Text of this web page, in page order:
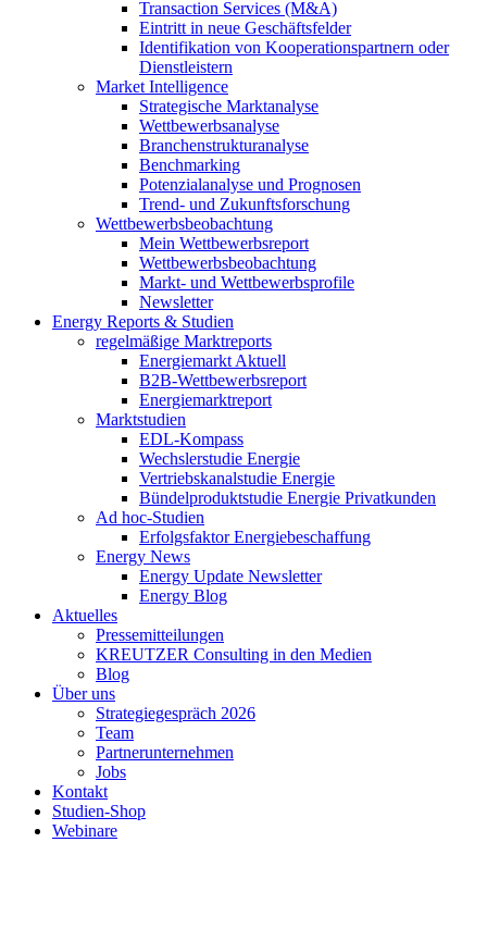
Transaction Services (M&A)
Eintritt in neue Geschäftsfelder
Identifikation von Kooperationspartnern oder
Dienstleistern
Market Intelligence
Strategische Marktanalyse
Wettbewerbsanalyse
Branchenstrukturanalyse
Benchmarking
Potenzialanalyse und Prognosen
Trend- und Zukunftsforschung
Wettbewerbs­beobachtung
Mein Wettbewerbsreport
Wettbewerbsbeobachtung
Markt- und Wettbewerbsprofile
Newsletter
Energy Reports & Studien
regelmäßige Marktreports
Energiemarkt Aktuell
B2B-Wettbewerbsreport
Energiemarktreport
Marktstudien
EDL-Kompass
Wechslerstudie Energie
Vertriebskanalstudie Energie
Bündelproduktstudie Energie Privatkunden
Ad hoc-Studien
Erfolgsfaktor Energiebeschaffung
Energy News
Energy Update Newsletter
Energy Blog
Aktuelles
Pressemitteilungen
KREUTZER Consulting in den Medien
Blog
Über uns
Strategiegespräch 2026
Team
Partnerunternehmen
Jobs
Kontakt
Studien-Shop
Webinare